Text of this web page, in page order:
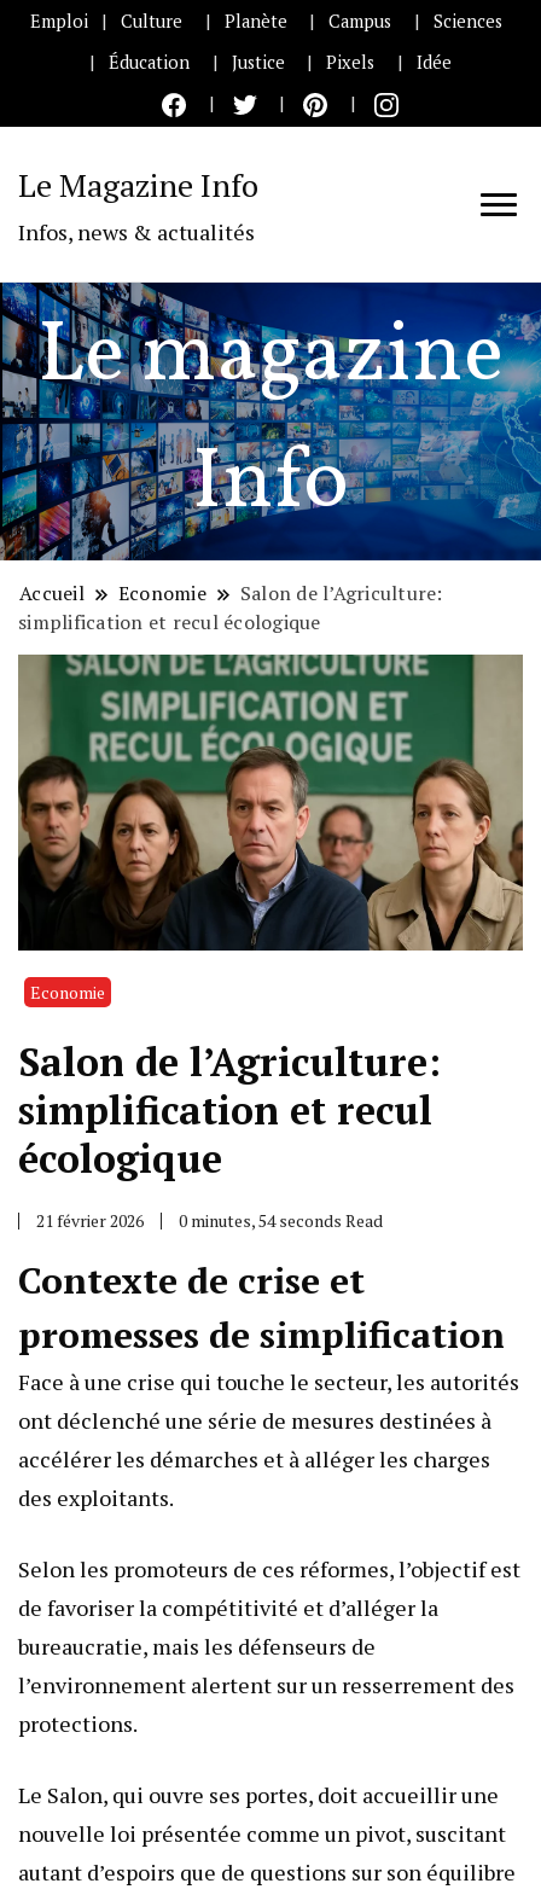
Emploi Culture Planète Campus
Sciences
Éducation
Justice Pixels Idée
Le Magazine Info
Infos, news & actualités
Le magazine
Info
Accueil Economie
Salon de l’Agriculture:
simplification et recul écologique
Economie
Salon de l’Agriculture:
simplification et recul
écologique
21 février 2026 0 minutes, 54 seconds Read
Contexte de crise et
promesses de simplification
Face à une crise qui touche le secteur, les autorités
ont déclenché une série de mesures destinées à
accélérer les démarches et à alléger les charges
des exploitants.
Selon les promoteurs de ces réformes, l’objectif est
de favoriser la compétitivité et d’alléger la
bureaucratie, mais les défenseurs de
l’environnement alertent sur un resserrement des
protections.
Le Salon, qui ouvre ses portes, doit accueillir une
nouvelle loi présentée comme un pivot, suscitant
autant d’espoirs que de questions sur son équilibre